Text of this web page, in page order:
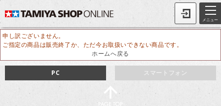
メニュー
申し訳ございません。
ご指定の商品は販売終了か、ただ今お取扱いできない商品です。
ホームへ戻る
スマートフォン
PC